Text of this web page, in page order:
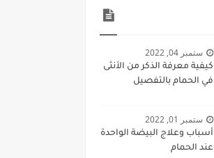
ستمبر 04, 2022
كيفية معرفة الذكر من الأنثى
في الحمام بالتفصيل
ستمبر 01, 2022
أسباب وعلاج البيضة الواحدة
عند الحمام